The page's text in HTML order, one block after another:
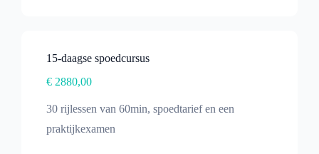
15-daagse spoedcursus
€ 2880,00
30 rijlessen van 60min, spoedtarief en een
praktijkexamen